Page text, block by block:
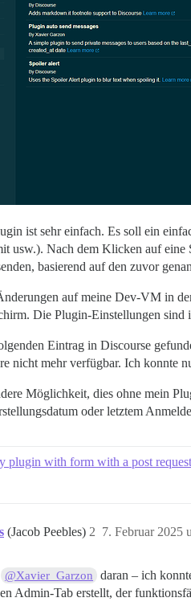
ist sehr einfach. Es soll ein
usw.). Nach dem Klicken auf eine
basierend auf den zuvor
auf meine Dev-VM in
Die Plugin-Einstellungen sind
Eintrag in Discourse
nicht mehr verfügbar. Ich konnte
Möglichkeit, dies ohne mein
oder letztem
plugin with form with a post request
(Jacob Peebles) 7. Februar 2025
2
@Xavier_Garzon
daran – ich
Admin-Tab erstellt, der